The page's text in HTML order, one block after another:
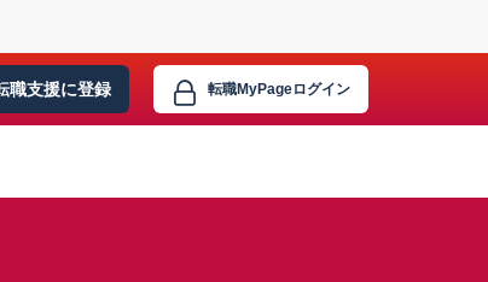
職支援に登録 転職MyPageログイン